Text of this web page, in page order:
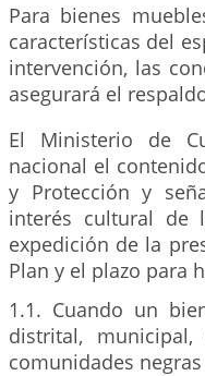
Para bienes
características del
intervención, las
asegurará el
El Ministerio de
nacional el
y Protección y
interés cultural de
expedición de la
Plan y el plazo para
1.1. Cuando un
distrital,
comunidades